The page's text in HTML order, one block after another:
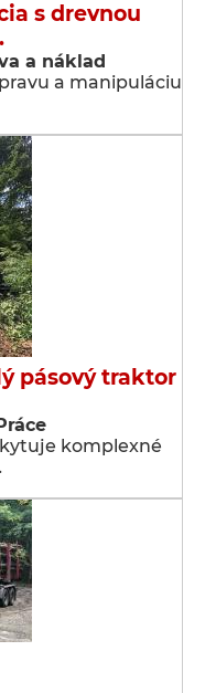
s drevnou
a náklad
a manipuláciu
pásový traktor
komplexné